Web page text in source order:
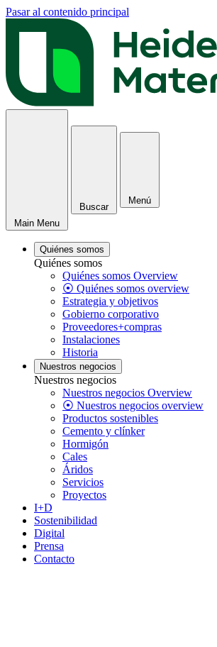
Pasar al contenido principal
Main Menu
Buscar
Menú
Quiénes somos
Quiénes somos
Quiénes somos Overview
⦿ Quiénes somos overview
Estrategia y objetivos
Gobierno corporativo
Proveedores+compras
Instalaciones
Historia
Nuestros negocios
Nuestros negocios
Nuestros negocios Overview
⦿ Nuestros negocios overview
Productos sostenibles
Cemento y clínker
Hormigón
Cales
Áridos
Servicios
Proyectos
I+D
Sostenibilidad
Digital
Prensa
Contacto